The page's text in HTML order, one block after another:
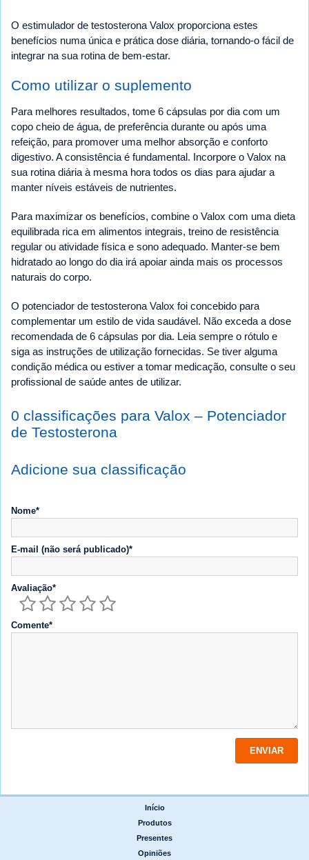
O estimulador de testosterona Valox proporciona estes
benefícios numa única e prática dose diária, tornando-o fácil de
integrar na sua rotina de bem-estar.
Como utilizar o suplemento
Para melhores resultados, tome 6 cápsulas por dia com um
copo cheio de água, de preferência durante ou após uma
refeição, para promover uma melhor absorção e conforto
digestivo. A consistência é fundamental. Incorpore o Valox na
sua rotina diária à mesma hora todos os dias para ajudar a
manter níveis estáveis de nutrientes.
Para maximizar os benefícios, combine o Valox com uma dieta
equilibrada rica em alimentos integrais, treino de resistência
regular ou atividade física e sono adequado. Manter-se bem
hidratado ao longo do dia irá apoiar ainda mais os processos
naturais do corpo.
O potenciador de testosterona Valox foi concebido para
complementar um estilo de vida saudável. Não exceda a dose
recomendada de 6 cápsulas por dia. Leia sempre o rótulo e
siga as instruções de utilização fornecidas. Se tiver alguma
condição médica ou estiver a tomar medicação, consulte o seu
profissional de saúde antes de utilizar.
0 classificações para Valox – Potenciador
de Testosterona
Adicione sua classificação
Nome*
E-mail (não será publicado)*
Avaliação*
Comente*
Início
Produtos
Presentes
Opiniões